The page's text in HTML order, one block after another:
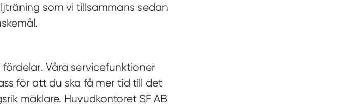
som vi tillsammans sedan
Våra servicefunktioner
för att du ska få mer tid till det
mäklare. Huvudkontoret SF AB